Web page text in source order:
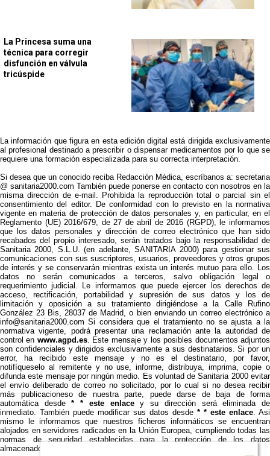
La Princesa suma una
técnica para corregir
disfunción en válvula
tricúspide
La información que figura en esta edición digital está dirigida exclusivamente
al profesional destinado a prescribir o dispensar medicamentos por lo que se
requiere una formación especializada para su correcta interpretación.
Si desea que un conocido reciba Redacción Médica, escríbanos a: secretaria
@ sanitaria2000.com También puede ponerse en contacto con nosotros en la
misma dirección de e-mail. Prohibida la reproducción total o parcial sin el
consentimiento del editor. De conformidad con lo previsto en la normativa
vigente en materia de protección de datos personales y, en particular, en el
Reglamento (UE) 2016/679, de 27 de abril de 2016 (RGPD), le informamos
que los datos personales y dirección de correo electrónico que han sido
recabados del propio interesado, serán tratados bajo la responsabilidad de
Sanitaria 2000, S.L.U. (en adelante, SANITARIA 2000) para gestionar sus
comunicaciones con sus suscriptores, usuarios, proveedores y otros grupos
de interés y se conservarán mientras exista un interés mutuo para ello. Los
datos no serán comunicados a terceros, salvo obligación legal o
requerimiento judicial. Le informamos que puede ejercer los derechos de
acceso, rectificación, portabilidad y supresión de sus datos y los de
limitación y oposición a su tratamiento dirigiéndose a la Calle Rufino
González 23 Bis, 28037 de Madrid, o bien enviando un correo electrónico a
info@sanitaria2000.com Si considera que el tratamiento no se ajusta a la
normativa vigente, podrá presentar una reclamación ante la autoridad de
control en www.agpd.es. Este mensaje y los posibles documentos adjuntos
son confidenciales y dirigidos exclusivamente a sus destinatarios. Si por un
error, ha recibido este mensaje y no es el destinatario, por favor,
notifíqueselo al remitente y no use, informe, distribuya, imprima, copie o
difunda este mensaje por ningún medio. Es voluntad de Sanitaria 2000 evitar
el envío deliberado de correo no solicitado, por lo cual si no desea recibir
más publicacioneso de nuestra parte, puede darse de baja de forma
automática desde* * este enlacey su dirección será eliminada de
inmediato. También puede modificar sus datos desde * * este enlace. Asi
mismo le informamos que nuestros ficheros informáticos se encuentran
alojados en servidores radicados en la Unión Europea, cumpliendo todas las
normas de seguridad establecidas para la protección de los datos
almacenados.